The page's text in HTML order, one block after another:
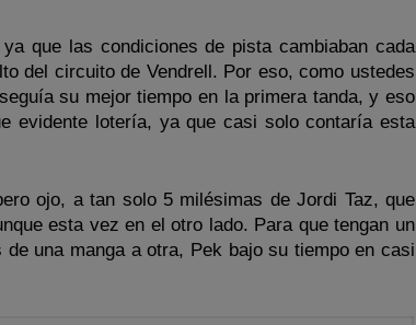
que las condiciones de pista cambiaban cada
del circuito de Vendrell. Por eso, como ustedes
su mejor tiempo en la primera tanda, y eso
evidente lotería, ya que casi solo contaría esta
ojo, a tan solo 5 milésimas de Jordi Taz, que
esta vez en el otro lado. Para que tengan un
una manga a otra, Pek bajo su tiempo en casi